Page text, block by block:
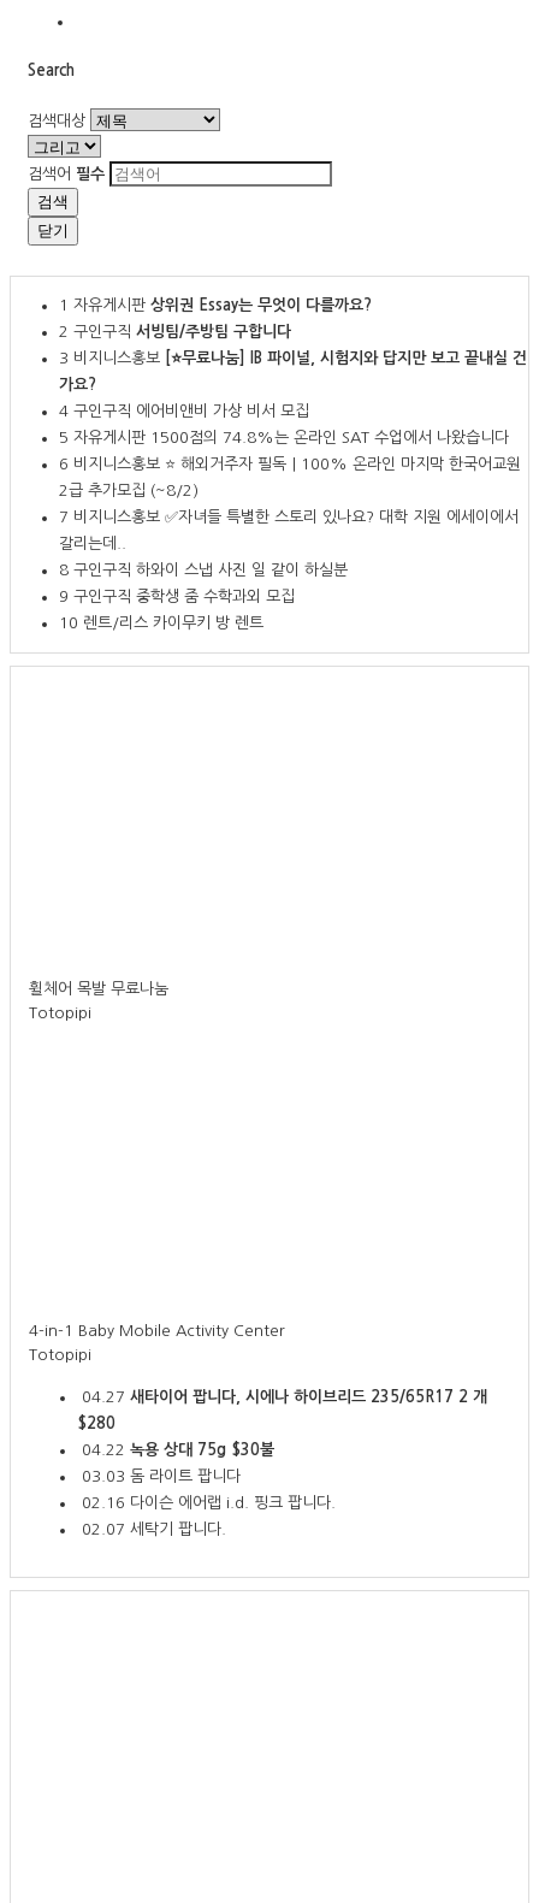
Search
검색대상
검색어 필수
검색
닫기
1 자유게시판 상위권 Essay는 무엇이 다를까요?
2 구인구직 서빙팀/주방팀 구합니다
3 비지니스홍보
[⭐무료나눔] IB 파이널, 시험지와 답지만 보고 끝내실 건
가요?
4 구인구직 에어비앤비 가상 비서 모집
5 자유게시판 1500점의 74.8%는 온라인 SAT 수업에서 나왔습니다
6 비지니스홍보 ⭐ 해외거주자 필독｜100% 온라인 마지막 한국어교원
2급 추가모집 (~8/2)
7 비지니스홍보 ✅자녀들 특별한 스토리 있나요? 대학 지원 에세이에서
갈리는데..
8 구인구직 하와이 스냅 사진 일 같이 하실분
9 구인구직 중학생 줌 수학과외 모집
10 렌트/리스 카이무키 방 렌트
휠체어 목발 무료나눔
Totopipi
4-in-1 Baby Mobile Activity Center
Totopipi
04.27 새타이어 팝니다, 시에나 하이브리드 235/65R17 2 개
$280
04.22 녹용 상대 75g $30불
03.03 돔 라이트 팝니다
02.16 다이슨 에어랩 i.d. 핑크 팝니다.
02.07 세탁기 팝니다.